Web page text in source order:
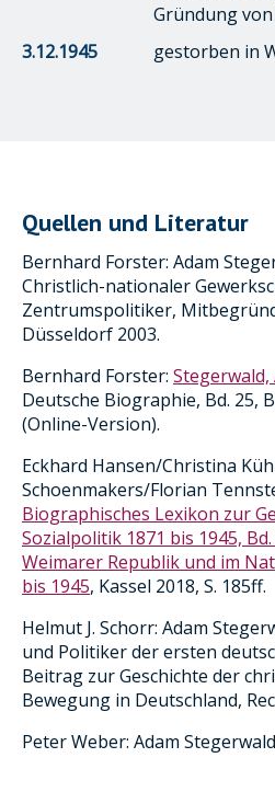
Gründung von
3.12.1945
gestorben in
Quellen und Literatur
Bernhard Forster: Adam
Christlich-nationaler
Zentrumspolitiker,
Düsseldorf 2003.
Bernhard Forster: Stegerwald,
Deutsche Biographie, Bd. 25,
(Online-Version).
Eckhard Hansen/Christina
Schoenmakers/Florian
Biographisches Lexikon zur
Sozialpolitik 1871 bis 1945,
Weimarer Republik und im
bis 1945, Kassel 2018, S. 185ff.
Helmut J. Schorr: Adam
und Politiker der ersten
Beitrag zur Geschichte der
Bewegung in Deutschland,
Peter Weber: Adam